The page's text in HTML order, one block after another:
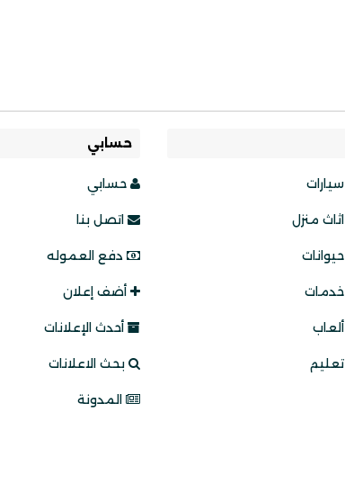
سيارات
اثاث منزل
حيوانات
خدمات
ألعاب
تعليم
حسابي
حسابي
اتصل بنا
دفع العموله
أضف إعلان
أحدث الإعلانات
بحث الاعلانات
المدونة